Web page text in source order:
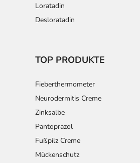
Loratadin
Desloratadin
TOP PRODUKTE
Fieberthermometer
Neurodermitis Creme
Zinksalbe
Pantoprazol
Fußpilz Creme
Mückenschutz